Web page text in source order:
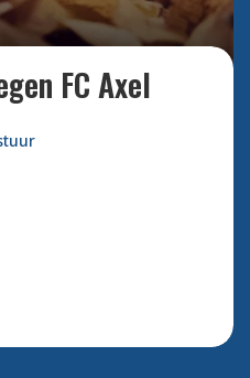
Bekijk alle foto's
FC Axel